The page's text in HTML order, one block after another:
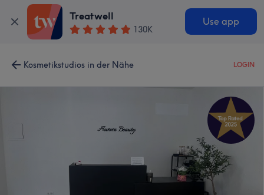
Treatwell
130K
Use app
Kosmetikstudios in der Nähe LOGIN